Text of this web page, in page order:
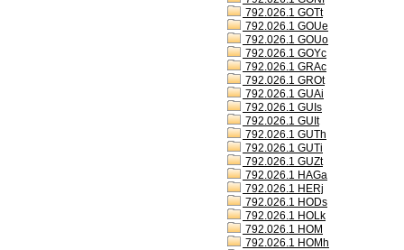
792.026.1 GOTt
792.026.1 GOUe
792.026.1 GOUo
792.026.1 GOYc
792.026.1 GRAc
792.026.1 GROt
792.026.1 GUAi
792.026.1 GUIs
792.026.1 GUIt
792.026.1 GUTh
792.026.1 GUTi
792.026.1 GUZt
792.026.1 HAGa
792.026.1 HERj
792.026.1 HODs
792.026.1 HOLk
792.026.1 HOM
792.026.1 HOMh